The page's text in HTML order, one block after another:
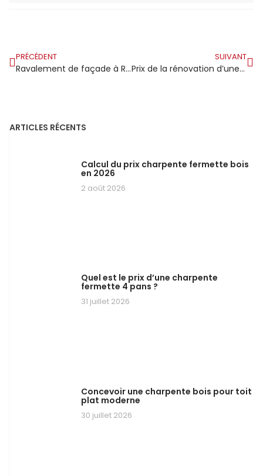
PRÉCÉDENT
Ravalement de façade à Ris-Orangis : dans cette ville en mutation l’extérieur de sa maison dit beaucoup
SUIVANT
Prix de la rénovation d’une charpente bois
ARTICLES RÉCENTS
Calcul du prix charpente fermette bois
en 2026
2 août 2026
Quel est le prix d’une charpente
fermette 4 pans ?
31 juillet 2026
Concevoir une charpente bois pour toit
plat moderne
30 juillet 2026